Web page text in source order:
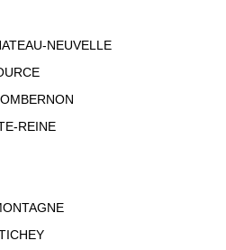
NEUVELLE
REINE